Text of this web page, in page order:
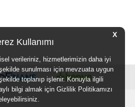
X
Kullanımı
verileriniz, hizmetlerimizin daha iyi
sunulması için mevzuata uygun
toplanıp işlenir. Konuyla ilgili
bilgi almak için Gizlilik Politikamızı